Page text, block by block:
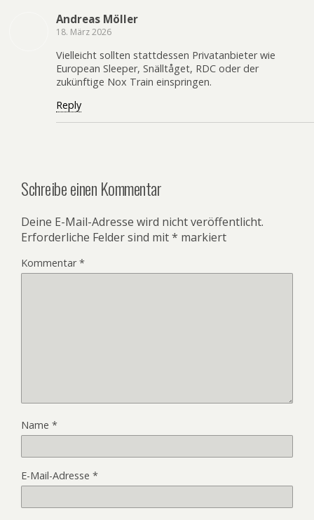
Andreas Möller
18. März 2026
Vielleicht sollten stattdessen Privatanbieter wie
European Sleeper, Snälltåget, RDC oder der
zukünftige Nox Train einspringen.
Reply
Schreibe einen Kommentar
Deine E-Mail-Adresse wird nicht veröffentlicht.
Erforderliche Felder sind mit* markiert
Kommentar*
Name *
E-Mail-Adresse *